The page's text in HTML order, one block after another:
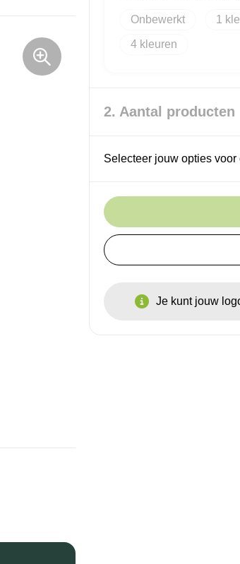
Onbewerkt 1
4
2. Aantal producten
Selecteer jouw opties
Je kunt jouw